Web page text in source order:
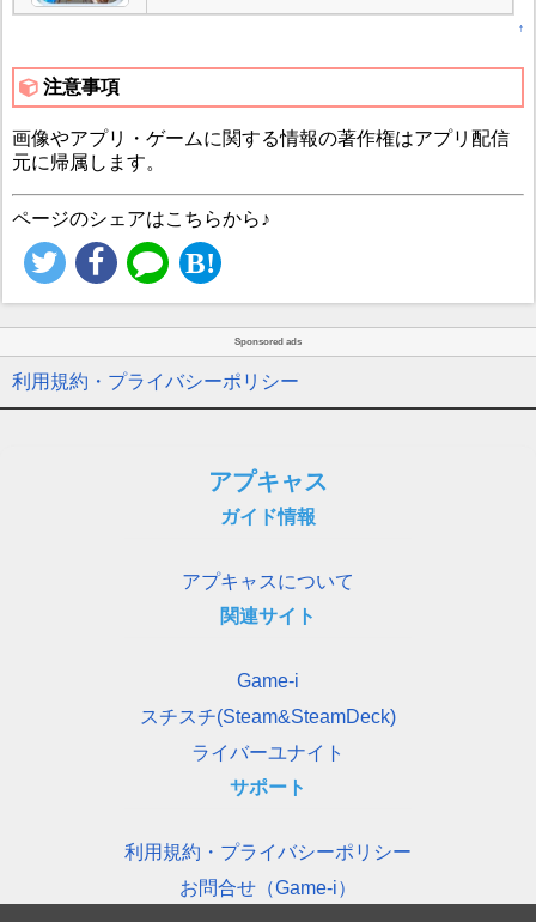
↑
注意事項
画像やアプリ・ゲームに関する情報の著作権はアプリ配信
元に帰属します。
ページのシェアはこちらから♪
Sponsored ads
利用規約・プライバシーポリシー
アプキャス
ガイド情報
アプキャスについて
関連サイト
Game-i
スチスチ(Steam&SteamDeck)
ライバーユナイト
サポート
利用規約・プライバシーポリシー
お問合せ（Game-i）